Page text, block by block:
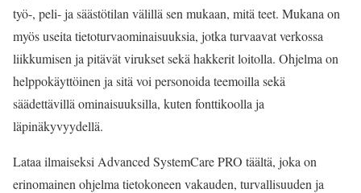
työ-, peli- ja säästötilan välillä sen mukaan, mitä teet. Mukana on
myös useita tietoturvaominaisuuksia, jotka turvaavat verkossa
liikkumisen ja pitävät virukset sekä hakkerit loitolla. Ohjelma on
helppokäyttöinen ja sitä voi personoida teemoilla sekä
säädettävillä ominaisuuksilla, kuten fonttikoolla ja
läpinäkyvyydellä.
Lataa ilmaiseksi Advanced SystemCare PRO täältä, joka on
erinomainen ohjelma tietokoneen vakauden, turvallisuuden ja